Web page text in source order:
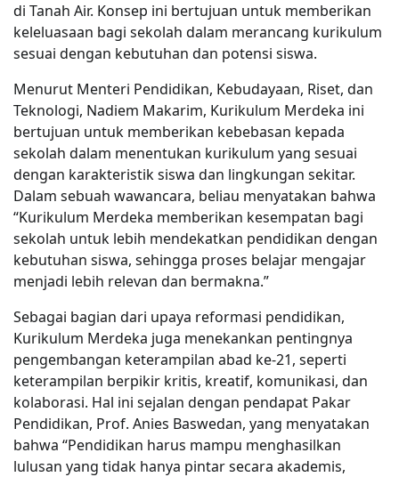
di Tanah Air. Konsep ini bertujuan untuk memberikan
keleluasaan bagi sekolah dalam merancang kurikulum
sesuai dengan kebutuhan dan potensi siswa.
Menurut Menteri Pendidikan, Kebudayaan, Riset, dan
Teknologi, Nadiem Makarim, Kurikulum Merdeka ini
bertujuan untuk memberikan kebebasan kepada
sekolah dalam menentukan kurikulum yang sesuai
dengan karakteristik siswa dan lingkungan sekitar.
Dalam sebuah wawancara, beliau menyatakan bahwa
“Kurikulum Merdeka memberikan kesempatan bagi
sekolah untuk lebih mendekatkan pendidikan dengan
kebutuhan siswa, sehingga proses belajar mengajar
menjadi lebih relevan dan bermakna.”
Sebagai bagian dari upaya reformasi pendidikan,
Kurikulum Merdeka juga menekankan pentingnya
pengembangan keterampilan abad ke-21, seperti
keterampilan berpikir kritis, kreatif, komunikasi, dan
kolaborasi. Hal ini sejalan dengan pendapat Pakar
Pendidikan, Prof. Anies Baswedan, yang menyatakan
bahwa “Pendidikan harus mampu menghasilkan
lulusan yang tidak hanya pintar secara akademis,